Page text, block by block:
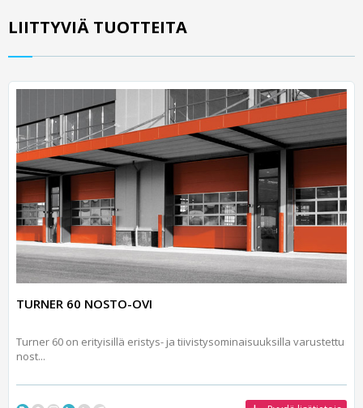
LIITTYVIÄ TUOTTEITA
TURNER 60 NOSTO-OVI
Turner 60 on erityisillä eristys- ja tiivistysominaisuuksilla varustettu
nost...